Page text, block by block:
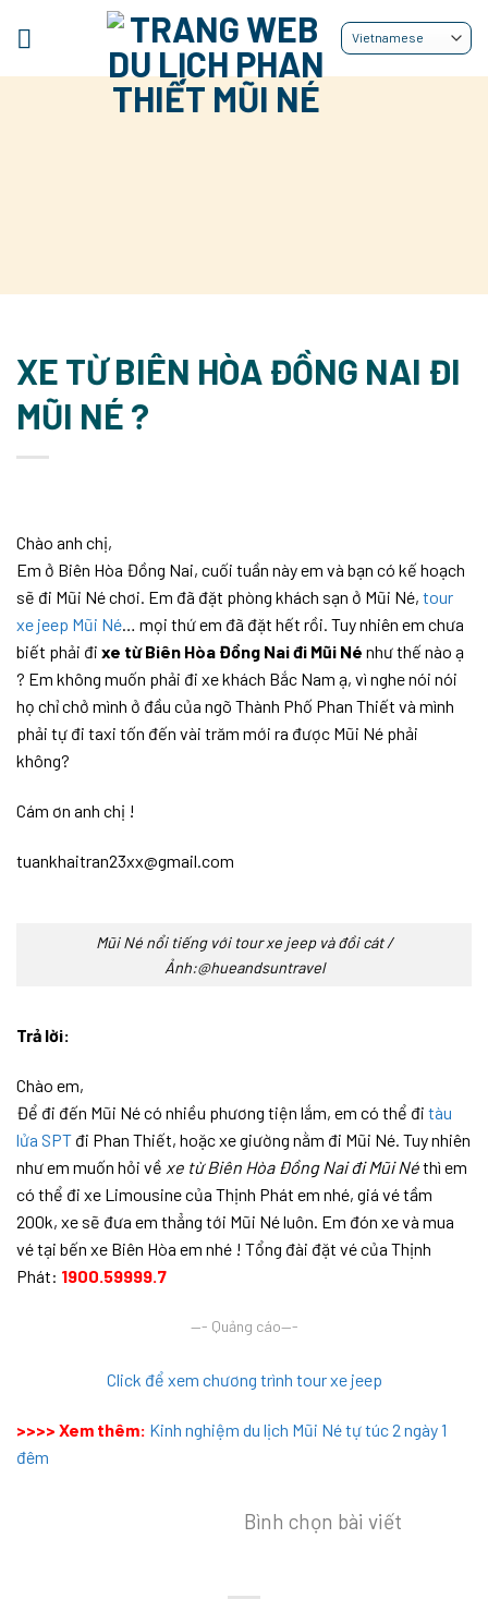
XE TỪ BIÊN HÒA ĐỒNG NAI ĐI
MŨI NÉ ?
Chào anh chị,
Em ở Biên Hòa Đồng Nai, cuối tuần này em và bạn có kế hoạch
sẽ đi Mũi Né chơi. Em đã đặt phòng khách sạn ở Mũi Né, tour
xe jeep Mũi Né… mọi thứ em đã đặt hết rồi. Tuy nhiên em chưa
biết phải đi xe từ Biên Hòa Đồng Nai đi Mũi Né như thế nào ạ
? Em không muốn phải đi xe khách Bắc Nam ạ, vì nghe nói nói
họ chỉ chở mình ở đầu của ngõ Thành Phố Phan Thiết và mình
phải tự đi taxi tốn đến vài trăm mới ra được Mũi Né phải
không?
Cám ơn anh chị !
tuankhaitran23xx@gmail.com
Mũi Né nổi tiếng với tour xe jeep và đồi cát /
Ảnh:@hueandsuntravel
Trả lời:
Chào em,
Để đi đến Mũi Né có nhiều phương tiện lắm, em có thể đi tàu
lửa SPT đi Phan Thiết, hoặc xe giường nằm đi Mũi Né. Tuy nhiên
như em muốn hỏi về xe từ Biên Hòa Đồng Nai đi Mũi Néthì em
có thể đi xe Limousine của Thịnh Phát em nhé, giá vé tầm
200k, xe sẽ đưa em thẳng tới Mũi Né luôn. Em đón xe và mua
vé tại bến xe Biên Hòa em nhé ! Tổng đài đặt vé của Thịnh
Phát: 1900.59999.7
—- Quảng cáo—-
Click để xem chương trình tour xe jeep
>>>> Xem thêm: Kinh nghiệm du lịch Mũi Né tự túc 2 ngày 1
đêm
Bình chọn bài viết